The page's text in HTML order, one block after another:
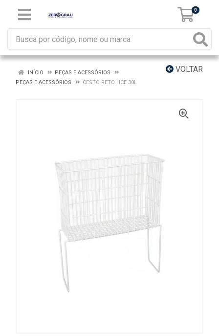
0
VOLTAR
INÍCIO
PEÇAS E ACESSÓRIOS
PEÇAS E ACESSÓRIOS
CESTO RETO HCE 30L